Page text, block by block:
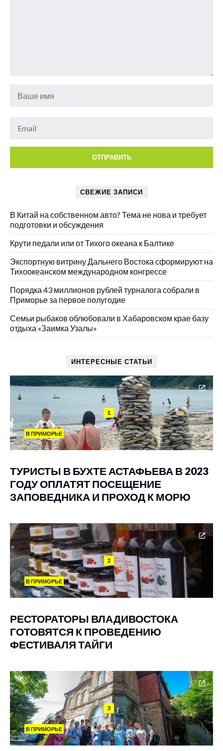
СВЕЖИЕ ЗАПИСИ
В Китай на собственном авто? Тема не нова и требует
подготовки и обсуждения
Крути педали или от Тихого океана к Балтике
Экспортную витрину Дальнего Востока сформируют на
Тихоокеанском международном конгрессе
Порядка 43 миллионов рублей турналога собрали в
Приморье за первое полугодие
Семьи рыбаков облюбовали в Хабаровском крае базу
отдыха «Заимка Узалы»
ИНТЕРЕСНЫЕ СТАТЬИ
1
В ПРИМОРЬЕ
ТУРИСТЫ В БУХТЕ АСТАФЬЕВА В 2023
ГОДУ ОПЛАТЯТ ПОСЕЩЕНИЕ
ЗАПОВЕДНИКА И ПРОХОД К МОРЮ
2
В ПРИМОРЬЕ
РЕСТОРАТОРЫ ВЛАДИВОСТОКА
ГОТОВЯТСЯ К ПРОВЕДЕНИЮ
ФЕСТИВАЛЯ ТАЙГИ
3
В ПРИМОРЬЕ